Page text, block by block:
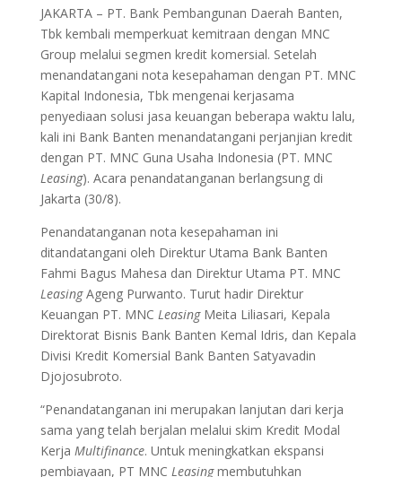
JAKARTA – PT. Bank Pembangunan Daerah Banten,
Tbk kembali memperkuat kemitraan dengan MNC
Group melalui segmen kredit komersial. Setelah
menandatangani nota kesepahaman dengan PT. MNC
Kapital Indonesia, Tbk mengenai kerjasama
penyediaan solusi jasa keuangan beberapa waktu lalu,
kali ini Bank Banten menandatangani perjanjian kredit
dengan PT. MNC Guna Usaha Indonesia (PT. MNC
Leasing). Acara penandatanganan berlangsung di
Jakarta (30/8).
Penandatanganan nota kesepahaman ini
ditandatangani oleh Direktur Utama Bank Banten
Fahmi Bagus Mahesa dan Direktur Utama PT. MNC
LeasingAgeng Purwanto. Turut hadir Direktur
Keuangan PT. MNC LeasingMeita Liliasari, Kepala
Direktorat Bisnis Bank Banten Kemal Idris, dan Kepala
Divisi Kredit Komersial Bank Banten Satyavadin
Djojosubroto.
“Penandatanganan ini merupakan lanjutan dari kerja
sama yang telah berjalan melalui skim Kredit Modal
Kerja Multifinance. Untuk meningkatkan ekspansi
pembiayaan, PT MNC Leasingmembutuhkan